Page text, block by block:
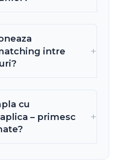
intre
cu
– primesc